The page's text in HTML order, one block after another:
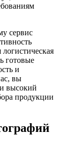
сервис
готовые
и
вы
высокий
продукции